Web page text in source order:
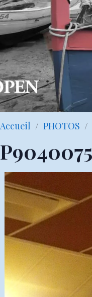
Accueil PHOTOS
P9040075